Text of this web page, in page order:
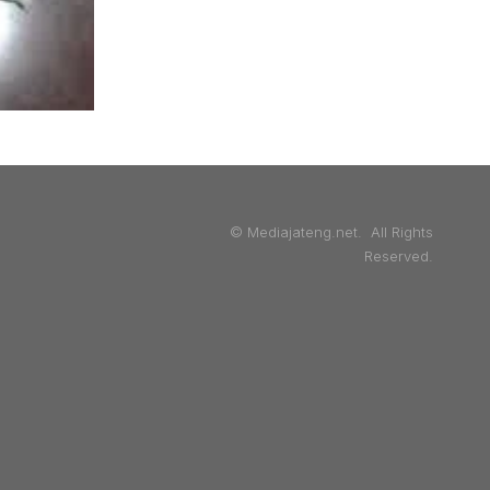
© Mediajateng.net. All Rights
Reserved.